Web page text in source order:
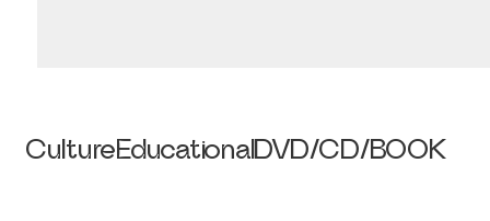
CultureEducational DVD/CD/BOOK